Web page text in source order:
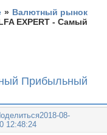
» Валютный рынок
EXPERT - Самый
Прибыльный
2018-08-
12:48:24